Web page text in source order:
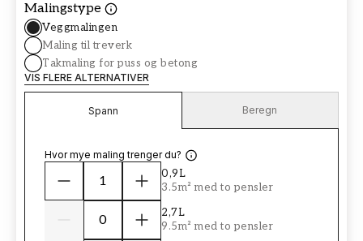
Malingstype
Veggmalingen
Maling til treverk
Takmaling for puss og betong
VIS FLERE ALTERNATIVER
Spann Beregn
Hvor mye maling trenger du?
0,9L
3.5m² med to pensler
2,7L
9.5m² med to pensler